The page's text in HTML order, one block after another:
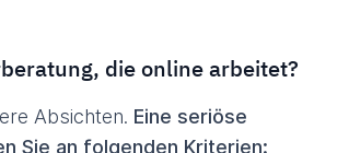
die online arbeitet?
Absichten. Eine seriöse
Sie an folgenden Kriterien: